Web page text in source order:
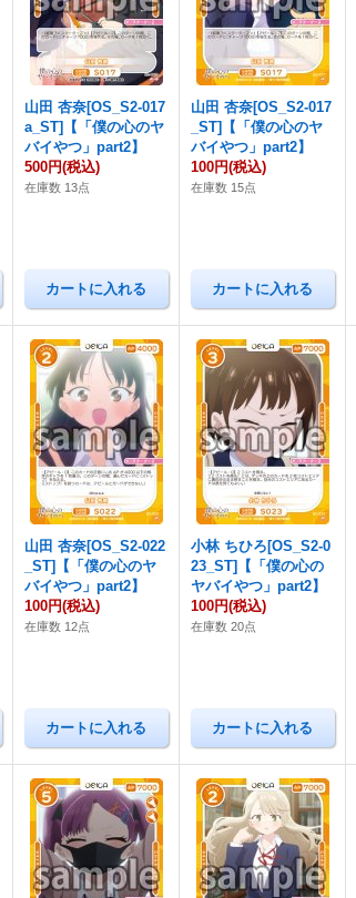
山田 杏奈[OS_S2-017
a_ST]【「僕の心のヤ
バイやつ」part2】
500円(税込)
在庫数 13点
山田 杏奈[OS_S2-017
_ST]【「僕の心のヤ
バイやつ」part2】
100円(税込)
在庫数 15点
山田 杏奈[OS_S2-022
_ST]【「僕の心のヤ
バイやつ」part2】
100円(税込)
在庫数 12点
小林 ちひろ[OS_S2-0
23_ST]【「僕の心の
ヤバイやつ」part2】
100円(税込)
在庫数 20点